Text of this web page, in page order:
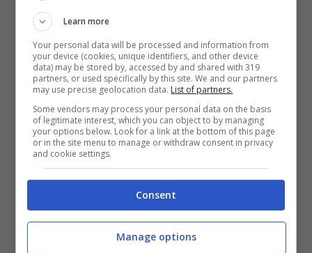
Il presidente del Movimento 5 Stelle ha
assicurato chetutto si sia svolto in
massima sicurezza: “Ne parlai con il
ministro della Difesa Guerini e degli Esteri
Di Maio, ma anche con altri ministri. Putin
mi disse che la squadra era
autosufficiente. Posso assicurare che tutto
si è svolto con il nostro controllo militare. E
i direttori delle agenzie di intelligence Aise
Learn more
Your personal data will be processed and information from
your device (cookies, unique identifiers, and other device
data) may be stored by, accessed by and shared with 319
partners, or used specifically by this site. We and our partners
may use precise geolocation data. List of partners.
Some vendors may process your personal data on the basis
of legitimate interest, which you can object to by managing
your options below. Look for a link at the bottom of this page
or in the site menu to manage or withdraw consent in privacy
and cookie settings.
Consent
Manage options